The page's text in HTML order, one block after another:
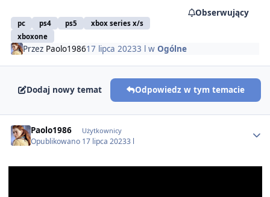
pc ps4 ps5
xbox series x/s
xboxone
Obserwujący
Przez Paolo198617 lipca 20233 l w Ogólne
Dodaj nowy temat Odpowiedz w tym temacie
Paolo1986 Użytkownicy
Opublikowano 17 lipca 20233 l